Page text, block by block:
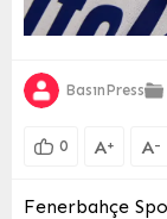
BasınPress
0 A+ A-
Fenerbahçe